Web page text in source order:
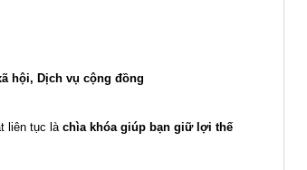
hội, Dịch vụ cộng đồng
liên tục làchìa khóa giúp bạn giữ lợi thế